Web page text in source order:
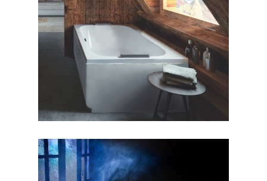
جکوزی آمور